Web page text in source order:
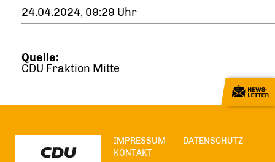
24.04.2024, 09:29 Uhr
Quelle:
CDU Fraktion Mitte
IMPRESSUM
DATENSCHUTZ
KONTAKT